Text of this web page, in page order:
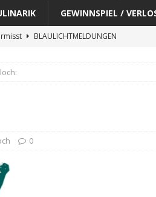
GEWINNSPIEL /
BLAULICHTMELDUNGEN
Vermisst
der Polizei
0